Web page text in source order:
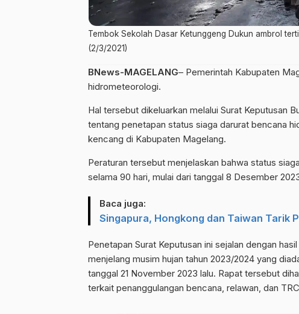
Tembok Sekolah Dasar Ketunggeng Dukun ambrol
(2/3/2021)
BNews-MAGELANG– Pemerintah Kabupaten
hidrometeorologi.
Hal tersebut dikeluarkan melalui Surat Keputusan
tentang penetapan status siaga darurat bencana
kencang di Kabupaten Magelang.
Peraturan tersebut menjelaskan bahwa status
selama 90 hari, mulai dari tanggal 8 Desember
Baca juga:
Singapura, Hongkong dan Taiwan Tarik
Penetapan Surat Keputusan ini sejalan dengan
menjelang musim hujan tahun 2023/2024 yang
tanggal 21 November 2023 lalu. Rapat tersebut
terkait penanggulangan bencana, relawan, dan